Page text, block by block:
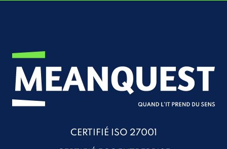
CERTIFIÉ ISO 27001